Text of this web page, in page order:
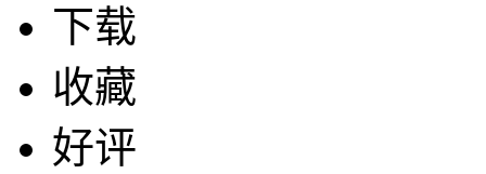
下载
收藏
好评